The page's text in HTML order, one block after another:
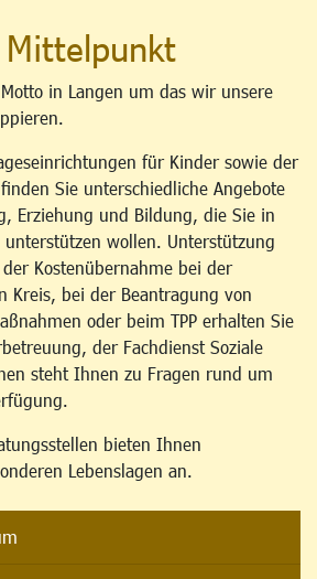
in Langen um das wir unsere
für Kinder sowie der
Sie unterschiedliche Angebote
Erziehung und Bildung, die Sie in
wollen. Unterstützung
Kostenübernahme bei der
Kreis, bei der Beantragung von
oder beim TPP erhalten Sie
der Fachdienst Soziale
steht Ihnen zu Fragen rund um
bieten Ihnen
Lebenslagen an.